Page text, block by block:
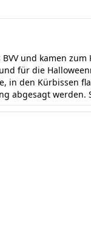
und kamen
für die
in den Kürbissen
abgesagt werden.